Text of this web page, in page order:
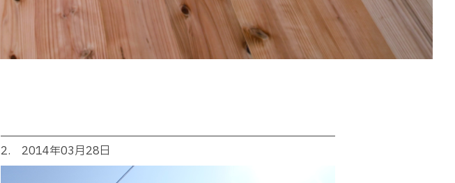
2. 2014年03月28日